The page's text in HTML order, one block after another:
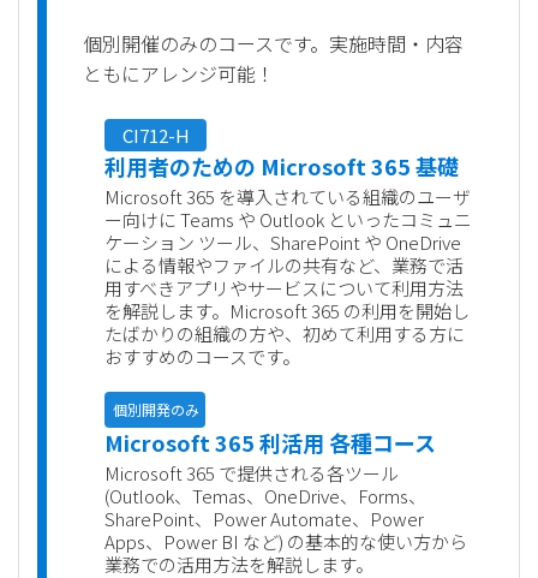
個別開催のみのコースです。実施時間・内容
ともにアレンジ可能！
CI712-H
利用者のための Microsoft 365 基礎
Microsoft 365 を導入されている組織のユーザ
ー向けに Teams や Outlook といったコミュニ
ケーション ツール、SharePoint や OneDrive
による情報やファイルの共有など、業務で活
用すべきアプリやサービスについて利用方法
を解説します。Microsoft 365 の利用を開始し
たばかりの組織の方や、初めて利用する方に
おすすめのコースです。
個別開発のみ
Microsoft 365 利活用 各種コース
Microsoft 365 で提供される各ツール
(Outlook、Temas、OneDrive、Forms、
SharePoint、Power Automate、Power
Apps、Power BI など) の基本的な使い方から
業務での活用方法を解説します。